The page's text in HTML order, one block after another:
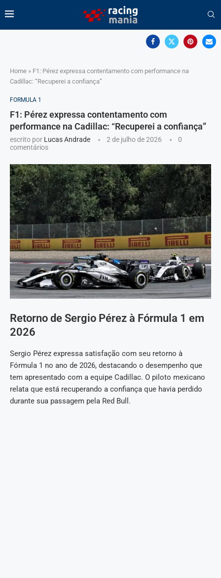
Home » F1: Pérez expressa contentamento com performance na
Cadillac: “Recuperei a confiança”
FORMULA 1
F1: Pérez expressa contentamento com
performance na Cadillac: “Recuperei a confiança”
escrito por Lucas Andrade 2 de julho de 2026
0
comentários
Retorno de Sergio Pérez à Fórmula 1 em
2026
Sergio Pérez expressa satisfação com seu retorno à
Fórmula 1 no ano de 2026, destacando o desempenho que
tem apresentado com a equipe Cadillac. O piloto mexicano
relata que está recuperando a confiança que havia perdido
durante sua passagem pela Red Bull.